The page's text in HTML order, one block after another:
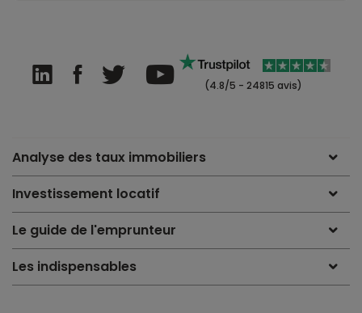
(4.8/5 - 24815 avis)
Analyse des taux immobiliers
Investissement locatif
Le guide de l'emprunteur
Les indispensables